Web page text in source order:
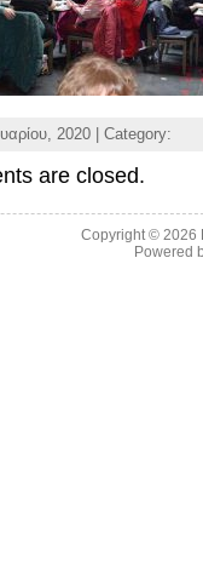
2020 | Category:
are closed.
Copyright © 2026
Powered